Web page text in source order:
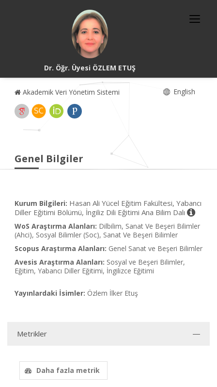
Dr. Öğr. Üyesi ÖZLEM ETUŞ
Akademik Veri Yönetim Sistemi English
Genel Bilgiler
Kurum Bilgileri: Hasan Ali Yücel Eğitim Fakültesi, Yabancı
Diller Eğitimi Bölümü, İngiliz Dili Eğitimi Ana Bilim Dalı
WoS Araştırma Alanları: Dilbilim, Sanat Ve Beşeri Bilimler
(Ahci), Sosyal Bilimler (Soc), Sanat Ve Beşeri Bilimler
Scopus Araştırma Alanları: Genel Sanat ve Beşeri Bilimler
Avesis Araştırma Alanları: Sosyal ve Beşeri Bilimler,
Eğitim, Yabancı Diller Eğitimi, İngilizce Eğitimi
Yayınlardaki İsimler: Özlem İlker Etuş
Metrikler
Daha fazla metrik